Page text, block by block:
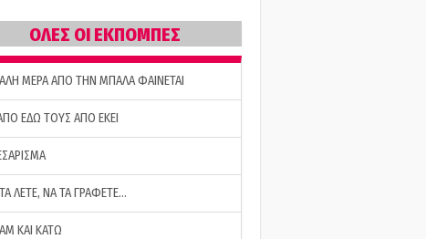
ΟΛΕΣ ΟΙ ΕΚΠΟΜΠΕΣ
ΜΕΡΑ ΑΠΟ ΤΗΝ ΜΠΑΛΑ ΦΑΙΝΕΤΑΙ
ΕΔΩ ΤΟΥΣ ΑΠΟ ΕΚΕΙ
ΛΕΤΕ, ΝΑ ΤΑ ΓΡΑΦΕΤΕ…
ΚΑΙ ΚΑΤΩ